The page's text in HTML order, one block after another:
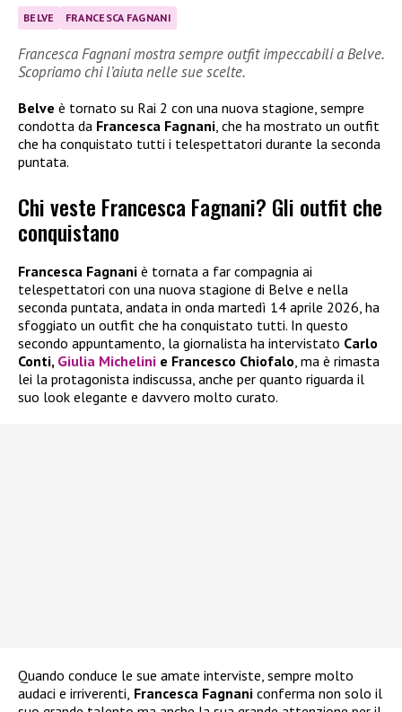
BELVE FRANCESCA FAGNANI
Francesca Fagnani mostra sempre outfit impeccabili a Belve.
Scopriamo chi l’aiuta nelle sue scelte.
Belve è tornato su Rai 2 con una nuova stagione, sempre
condotta da Francesca Fagnani , che ha mostrato un outfit
che ha conquistato tutti i telespettatori durante la seconda
puntata.
Chi veste Francesca Fagnani? Gli outfit che
conquistano
Francesca Fagnani è tornata a far compagnia ai
telespettatori con una nuova stagione di Belve e nella
seconda puntata, andata in onda martedì 14 aprile 2026, ha
sfoggiato un outfit che ha conquistato tutti. In questo
secondo appuntamento, la giornalista ha intervistato Carlo
Conti, Giulia Michelini e Francesco Chiofalo, ma è rimasta
lei la protagonista indiscussa, anche per quanto riguarda il
suo look elegante e davvero molto curato.
Quando conduce le sue amate interviste, sempre molto
audaci e irriverenti, Francesca Fagnani conferma non solo il